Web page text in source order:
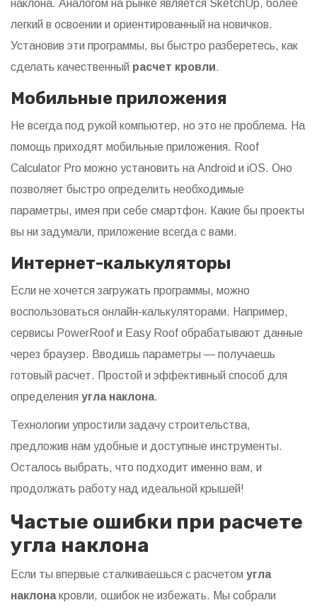
наклона. Аналогом на рынке является SketchUp, более
легкий в освоении и ориентированный на новичков.
Установив эти программы, вы быстро разберетесь, как
сделать качественный расчет кровли.
Мобильные приложения
Не всегда под рукой компьютер, но это не проблема. На
помощь приходят мобильные приложения. Roof
Calculator Pro можно установить на Android и iOS. Оно
позволяет быстро определить необходимые
параметры, имея при себе смартфон. Какие бы проекты
вы ни задумали, приложение всегда с вами.
Интернет-калькуляторы
Если не хочется загружать программы, можно
воспользоваться онлайн-калькуляторами. Например,
сервисы PowerRoof и Easy Roof обрабатывают данные
через браузер. Вводишь параметры — получаешь
готовый расчет. Простой и эффективный способ для
определения угла наклона.
Технологии упростили задачу строительства,
предложив нам удобные и доступные инструменты.
Осталось выбрать, что подходит именно вам, и
продолжать работу над идеальной крышей!
Частые ошибки при расчете
угла наклона
Если ты впервые сталкиваешься с расчетом угла
наклонакровли, ошибок не избежать. Мы собрали